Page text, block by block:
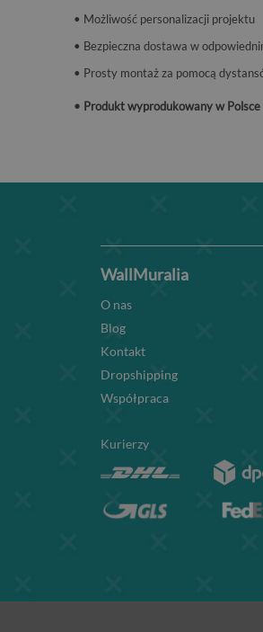
• Możliwość personalizacji projektu
• Bezpieczna dostawa w
• Prosty montaż za pomocą
• Produkt wyprodukowany w Polsce
WallMuralia
O nas
Blog
Kontakt
Dropshipping
Współpraca
Kurierzy